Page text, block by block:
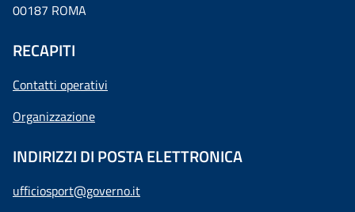
00187 ROMA
RECAPITI
Contatti operativi
Organizzazione
INDIRIZZI DI POSTA ELETTRONICA
ufficiosport@governo.it